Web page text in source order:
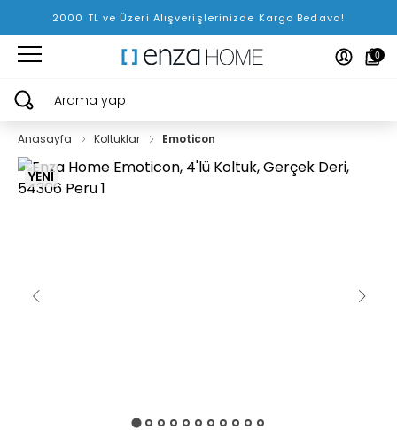
2000 TL ve Üzeri Alışverişlerinizde Kargo Bedava!
0
Arama yap
Anasayfa Koltuklar Emoticon
YENİ